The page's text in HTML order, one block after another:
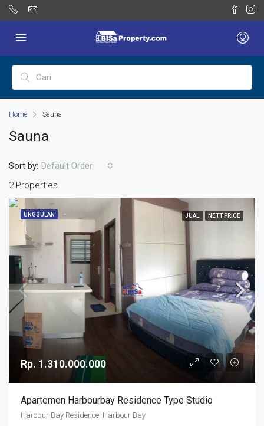
Home Sauna
Sauna
2 Properties
Sort by: Default Order
UNGGULAN JUAL NETT PRICE
Rp. 1.310.000.000
Apartemen Harbourbay Residence Type Studio
Harobur Bay Residence, Harbour Bay